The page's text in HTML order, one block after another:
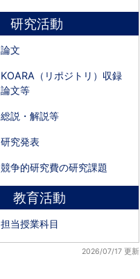
研究活動
論文
KOARA（リポジトリ）収録
論文等
総説・解説等
研究発表
競争的研究費の研究課題
教育活動
担当授業科目
2026/07/17 更新